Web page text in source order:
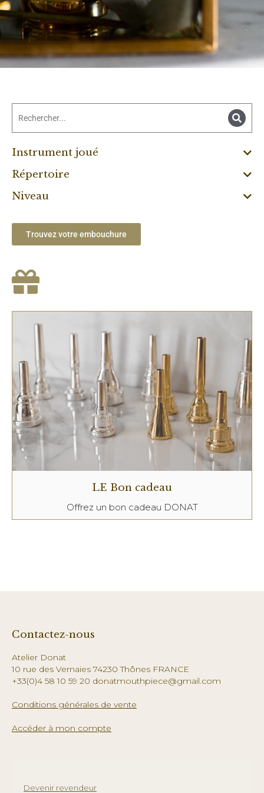
Instrument joué
Répertoire
Niveau
Trouvez votre embouchure
LE Bon cadeau
Offrez un bon cadeau DONAT
Contactez-nous
Atelier Donat
10 rue des Vernaies 74230 Thônes FRANCE
+33(0)4 58 10 59 20 donatmouthpiece@gmail.com
Conditions générales de vente
Accéder à mon compte
Devenir revendeur